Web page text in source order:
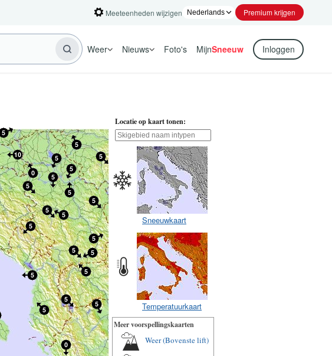
Meeteenheden wijzigen Premium krijgen
Weer Nieuws Foto's MijnSneeuw Inloggen
Locatie op kaart tonen:
Sneeuwkaart
Temperatuurkaart
Meer voorspellingskaarten
Weer (Bovenste lift)